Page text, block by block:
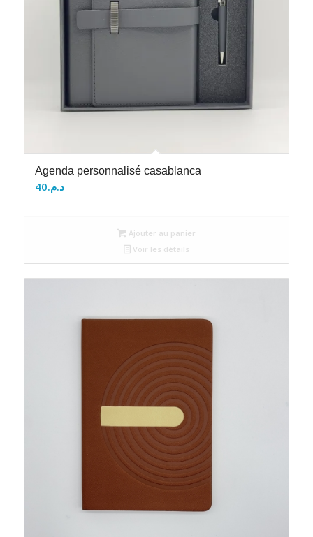
Agenda personnalisé casablanca
د.م.40
Ajouter au panier
Voir les détails